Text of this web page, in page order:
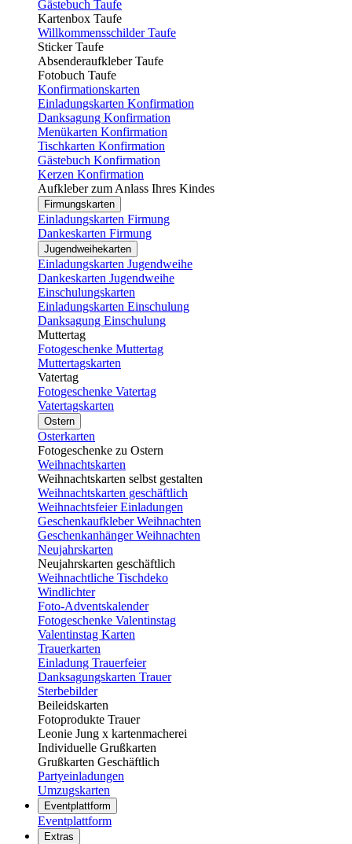
Gästebuch Taufe
Kartenbox Taufe
Willkommensschilder Taufe
Sticker Taufe
Absenderaufkleber Taufe
Fotobuch Taufe
Konfirmationskarten
Einladungskarten Konfirmation
Danksagung Konfirmation
Menükarten Konfirmation
Tischkarten Konfirmation
Gästebuch Konfirmation
Kerzen Konfirmation
Aufkleber zum Anlass Ihres Kindes
Firmungskarten
Einladungskarten Firmung
Dankeskarten Firmung
Jugendweihekarten
Einladungskarten Jugendweihe
Dankeskarten Jugendweihe
Einschulungskarten
Einladungskarten Einschulung
Danksagung Einschulung
Muttertag
Fotogeschenke Muttertag
Muttertagskarten
Vatertag
Fotogeschenke Vatertag
Vatertagskarten
Ostern
Osterkarten
Fotogeschenke zu Ostern
Weihnachtskarten
Weihnachtskarten selbst gestalten
Weihnachtskarten geschäftlich
Weihnachtsfeier Einladungen
Geschenkaufkleber Weihnachten
Geschenkanhänger Weihnachten
Neujahrskarten
Neujahrskarten geschäftlich
Weihnachtliche Tischdeko
Windlichter
Foto-Adventskalender
Fotogeschenke Valentinstag
Valentinstag Karten
Trauerkarten
Einladung Trauerfeier
Danksagungskarten Trauer
Sterbebilder
Beileidskarten
Fotoprodukte Trauer
Leonie Jung x kartenmacherei
Individuelle Grußkarten
Grußkarten Geschäftlich
Partyeinladungen
Umzugskarten
Eventplattform
Eventplattform
Extras